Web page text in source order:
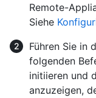
Remote-
Siehe
Führen Sie in
folgenden
initiieren und
anzuzeigen,